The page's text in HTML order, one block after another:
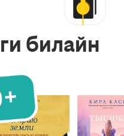
билайн